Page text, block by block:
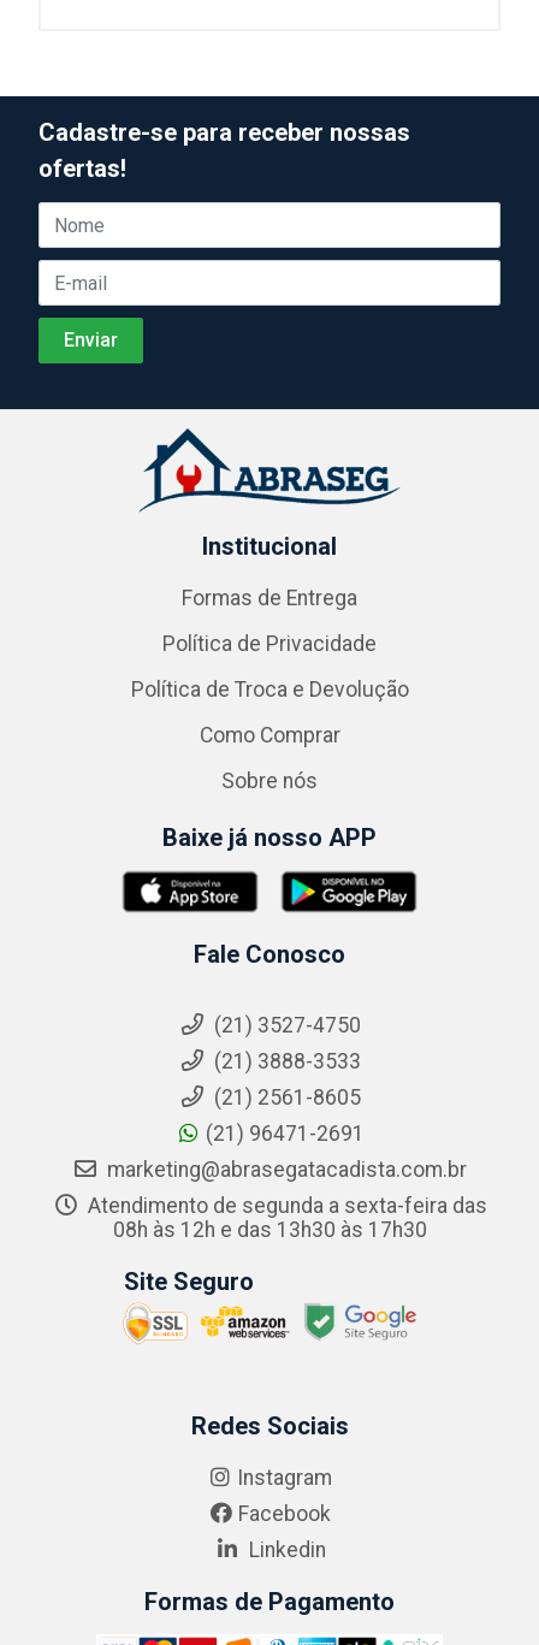
Cadastre-se para receber nossas
ofertas!
Institucional
Formas de Entrega
Política de Privacidade
Política de Troca e Devolução
Como Comprar
Sobre nós
Baixe já nosso APP
Fale Conosco
(21) 3527-4750
(21) 3888-3533
(21) 2561-8605
(21) 96471-2691
marketing@abrasegatacadista.com.br
Atendimento de segunda a sexta-feira das
08h às 12h e das 13h30 às 17h30
Site Seguro
Redes Sociais
Instagram
Facebook
Linkedin
Formas de Pagamento